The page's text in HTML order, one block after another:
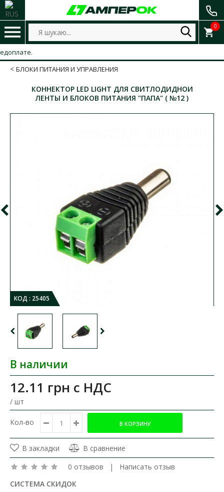
0
БЛОКИ ПИТАНИЯ И УПРАВЛЕНИЯ
КОННЕКТОР LED LIGHT ДЛЯ СВИТЛОДИДНОИ
ЛЕНТЫ И БЛОКОВ ПИТАНИЯ "ПАПА" ( №12 )
КОД : 25405
В наличии
12.11 грн с НДС
/ шт
Кол-во
В закладки
В сравнение
0 отзывов | Написать отзыв
СИСТЕМА СКИДОК